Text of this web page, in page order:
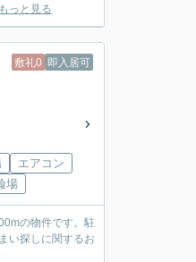
もっと見る
敷礼0 即入居可
エアコン
場
の物件です。駐
い探しに関するお